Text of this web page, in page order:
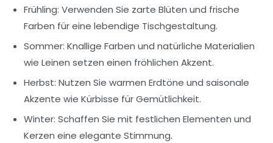
Frühling: Verwenden Sie zarte Blüten und frische
Farben für eine lebendige Tischgestaltung.
Sommer: Knallige Farben und natürliche Materialien
wie Leinen setzen einen fröhlichen Akzent.
Herbst: Nutzen Sie warmen Erdtöne und saisonale
Akzente wie Kürbisse für Gemütlichkeit.
Winter: Schaffen Sie mit festlichen Elementen und
Kerzen eine elegante Stimmung.